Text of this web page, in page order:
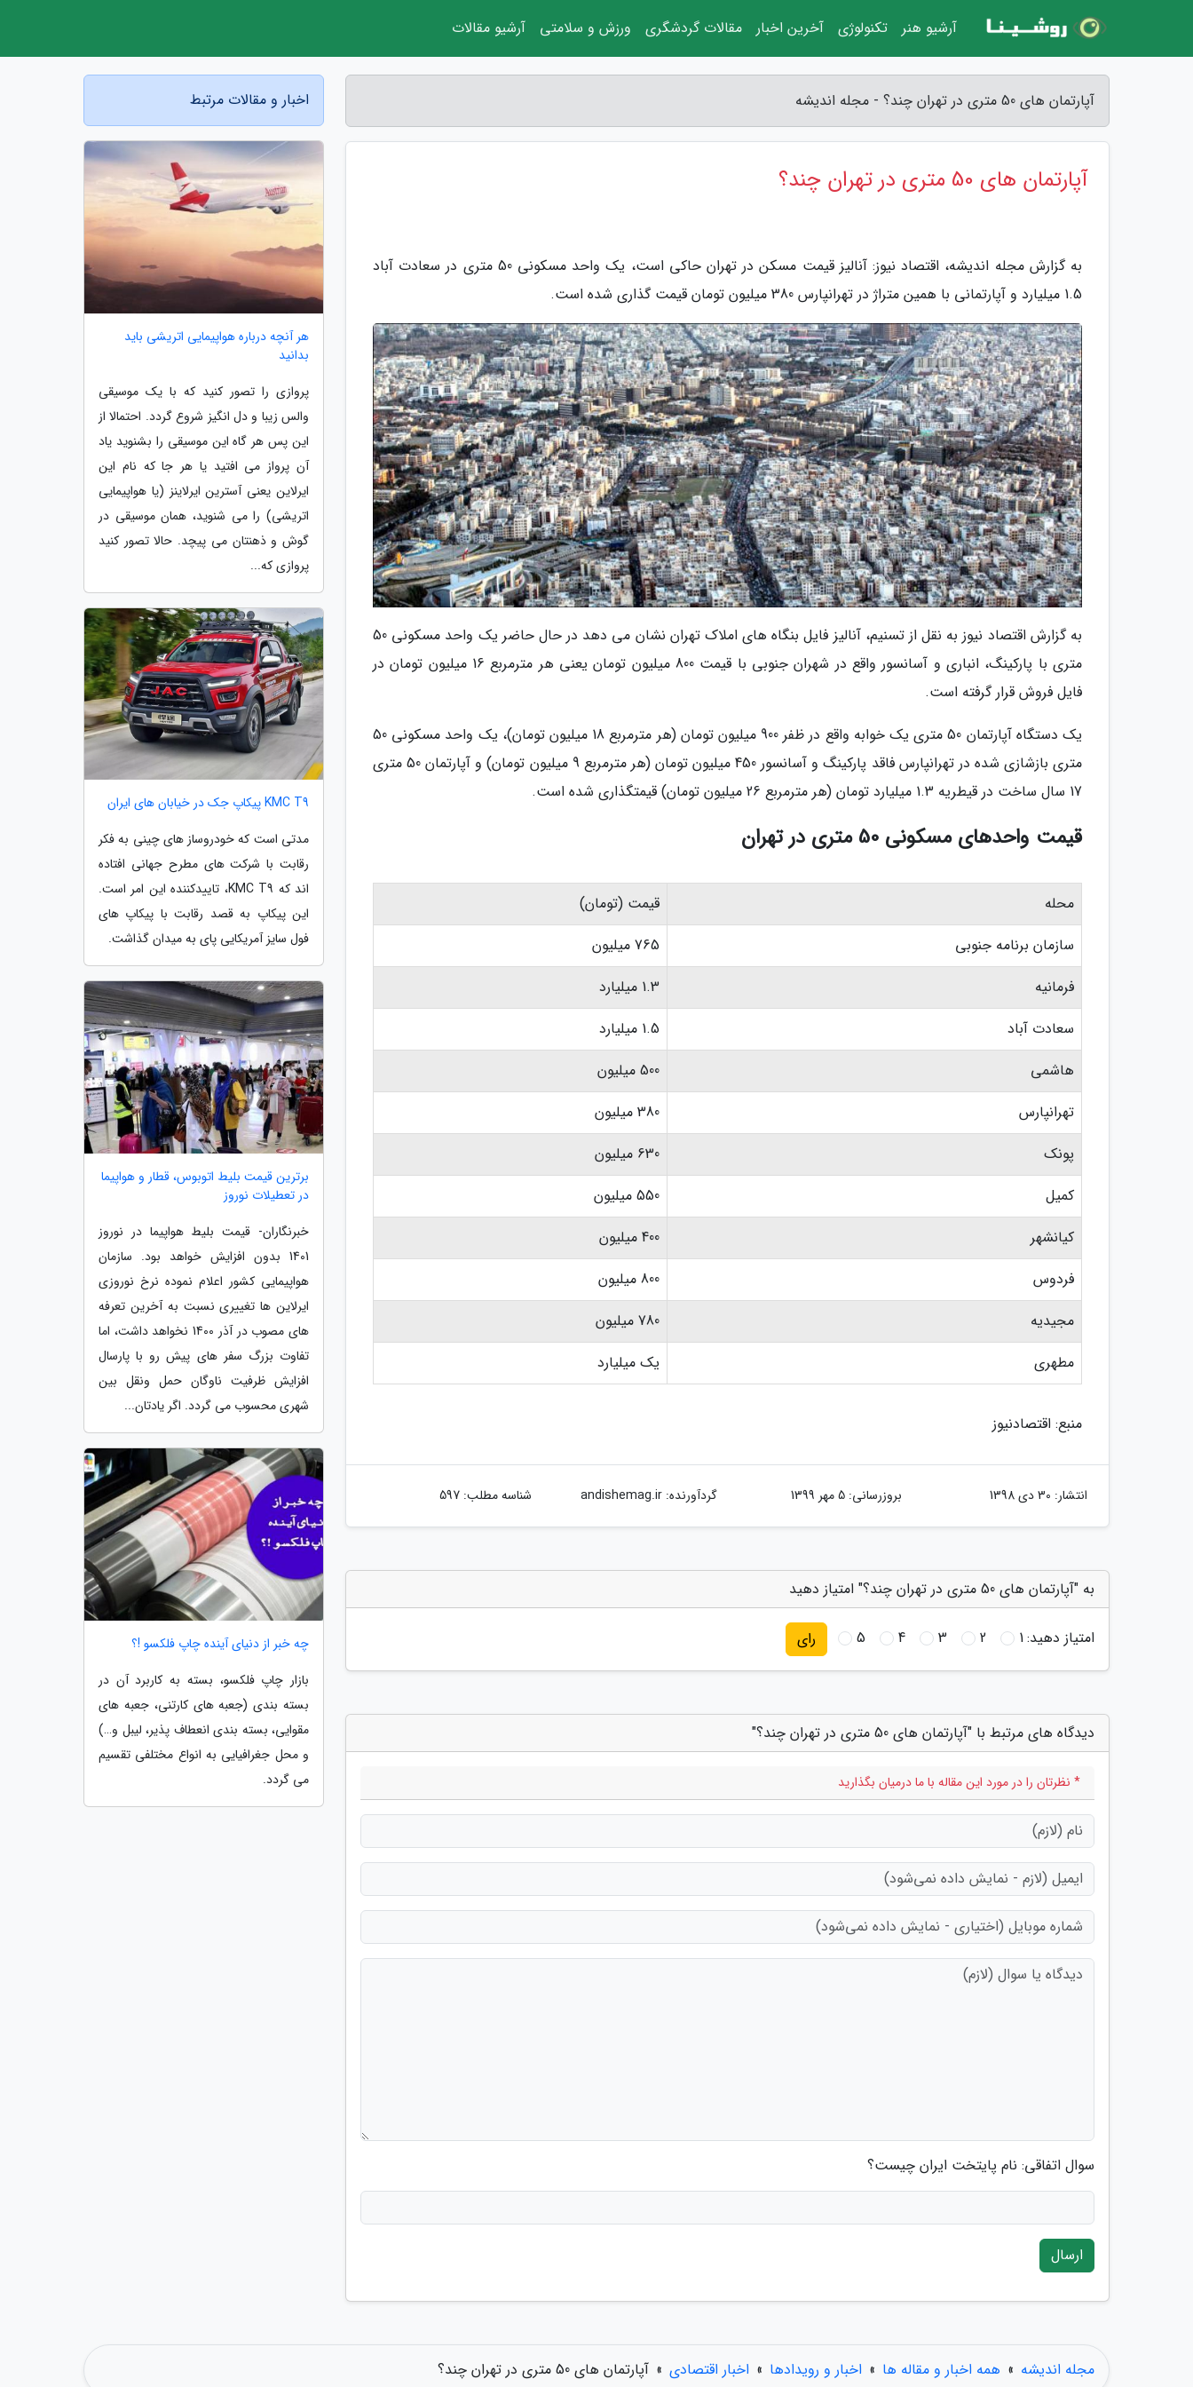
آپارتمان های 50 متری در تهران چند؟ - مجله اندیشه
آپارتمان های 50 متری در تهران چند؟
به گزارش مجله اندیشه، اقتصاد نیوز: آنالیز قیمت مسکن در تهران حاکی است، یک واحد مسکونی 50 متری در سعادت آباد
1.5 میلیارد و آپارتمانی با همین متراژ در تهرانپارس 380 میلیون تومان قیمت گذاری شده است.
به گزارش اقتصاد نیوز به نقل از تسنیم، آنالیز فایل بنگاه های املاک تهران نشان می دهد در حال حاضر یک واحد مسکونی 50
متری با پارکینگ، انباری و آسانسور واقع در شهران جنوبی با قیمت 800 میلیون تومان یعنی هر مترمربع 16 میلیون تومان در
فایل فروش قرار گرفته است.
یک دستگاه آپارتمان 50 متری یک خوابه واقع در ظفر 900 میلیون تومان (هر مترمربع 18 میلیون تومان)، یک واحد مسکونی 50
متری بازشازی شده در تهرانپارس فاقد پارکینگ و آسانسور 450 میلیون تومان (هر مترمربع 9 میلیون تومان) و آپارتمان 50 متری
17 سال ساخت در قیطریه 1.3 میلیارد تومان (هر مترمربع 26 میلیون تومان) قیمتگذاری شده است.
قیمت واحدهای مسکونی 50 متری در تهران
محله
قیمت (تومان)
سازمان برنامه جنوبی
765 میلیون
فرمانیه
1.3 میلیارد
سعادت آباد
1.5 میلیارد
هاشمی
500 میلیون
تهرانپارس
380 میلیون
پونک
630 میلیون
کمیل
550 میلیون
کیانشهر
400 میلیون
فردوس
800 میلیون
مجیدیه
780 میلیون
مطهری
یک میلیارد
منبع: اقتصادنیوز
انتشار: 30 دی 1398 بروزرسانی: 5 مهر 1399 گردآورنده:andishemag.ir شناسه مطلب: 597
به "آپارتمان های 50 متری در تهران چند؟" امتیاز دهید
امتیاز دهید:1
2
3
4
5 رای
دیدگاه های مرتبط با "آپارتمان های 50 متری در تهران چند؟"
* نظرتان را در مورد این مقاله با ما درمیان بگذارید
سوال اتفاقی: نام پایتخت ایران چیست؟
ارسال
اخبار و مقالات مرتبط
هر آنچه درباره هواپیمایی اتریشی باید
بدانید
پروازی را تصور کنید که با یک موسیقی
والس زیبا و دل انگیز شروع گردد. احتمالا از
این پس هر گاه این موسیقی را بشنوید یاد
آن پرواز می افتید یا هر جا که نام این
ایرلاین یعنی آسترین ایرلاینز (یا هواپیمایی
اتریشی) را می شنوید، همان موسیقی در
گوش و ذهنتان می پیچد. حالا تصور کنید
پروازی که...
KMC T9 پیکاپ جک در خیابان های ایران
مدتی است که خودروساز های چینی به فکر
رقابت با شرکت های مطرح جهانی افتاده
اند که KMC T9، تاییدکننده این امر است.
این پیکاپ به قصد رقابت با پیکاپ های
فول سایز آمریکایی پای به میدان گذاشت.
برترین قیمت بلیط اتوبوس، قطار و هواپیما
در تعطیلات نوروز
خبرنگاران- قیمت بلیط هواپیما در نوروز
1401 بدون افزایش خواهد بود. سازمان
هواپیمایی کشور اعلام نموده نرخ نوروزی
ایرلاین ها تغییری نسبت به آخرین تعرفه
های مصوب در آذر 1400 نخواهد داشت، اما
تفاوت بزرگ سفر های پیش رو با پارسال
افزایش ظرفیت ناوگان حمل ونقل بین
شهری محسوب می گردد. اگر یادتان...
چه خبر از دنیای آینده چاپ فلکسو !؟
بازار چاپ فلکسو، بسته به کاربرد آن در
بسته بندی (جعبه های کارتنی، جعبه های
مقوایی، بسته بندی انعطاف پذیر، لیبل و…)
و محل جغرافیایی به انواع مختلفی تقسیم
می گردد.
مجله اندیشه » همه اخبار و مقاله ها » اخبار و رویدادها » اخبار اقتصادی » آپارتمان های 50 متری در تهران چند؟
آرشیو هنر تکنولوژی آخرین اخبار مقالات گردشگری ورزش و سلامتی آرشیو مقالات